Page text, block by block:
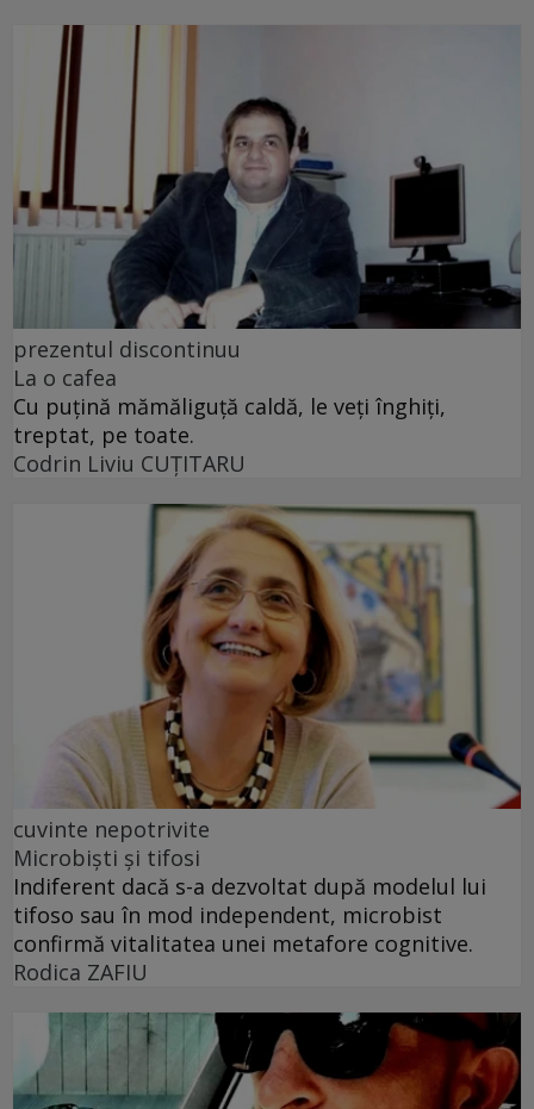
prezentul discontinuu
La o cafea
Cu puţină mămăliguţă caldă, le veţi înghiţi,
treptat, pe toate.
Codrin Liviu CUŢITARU
cuvinte nepotrivite
Microbiști și tifosi
Indiferent dacă s-a dezvoltat după modelul lui
tifoso sau în mod independent, microbist
confirmă vitalitatea unei metafore cognitive.
Rodica ZAFIU